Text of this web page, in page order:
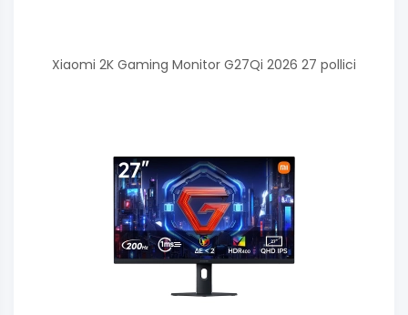
Xiaomi 2K Gaming Monitor G27Qi 2026 27 pollici